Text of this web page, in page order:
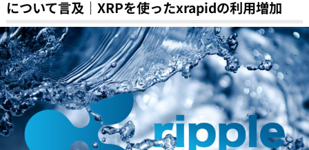
について言及｜XRPを使ったxrapidの利用増加